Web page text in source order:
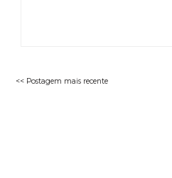
<< Postagem mais recente